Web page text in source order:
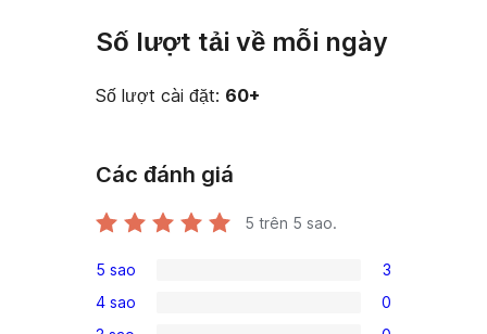
Số lượt tải về mỗi ngày
Số lượt cài đặt: 60+
Các đánh giá
5 trên 5 sao.
3
5-
5 sao 3
0
4 sao
0